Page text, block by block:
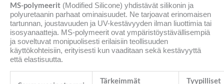
MS-polymeerit (Modified Silicone) yhdistävät silikonin ja
polyuretaanin parhaat ominaisuudet. Ne tarjoavat erinomaisen
tartunnan, joustavuuden ja UV-kestävyyden ilman liuottimia tai
isosyanaatteja. MS-polymeerit ovat ympäristöystävällisempiä
ja soveltuvat monipuolisesti erilaisiin teollisuuden
käyttökohteisiin, erityisesti kun vaaditaan sekä kestävyyttä
että elastisuutta.
Tärkeimmät
Tyypilliset